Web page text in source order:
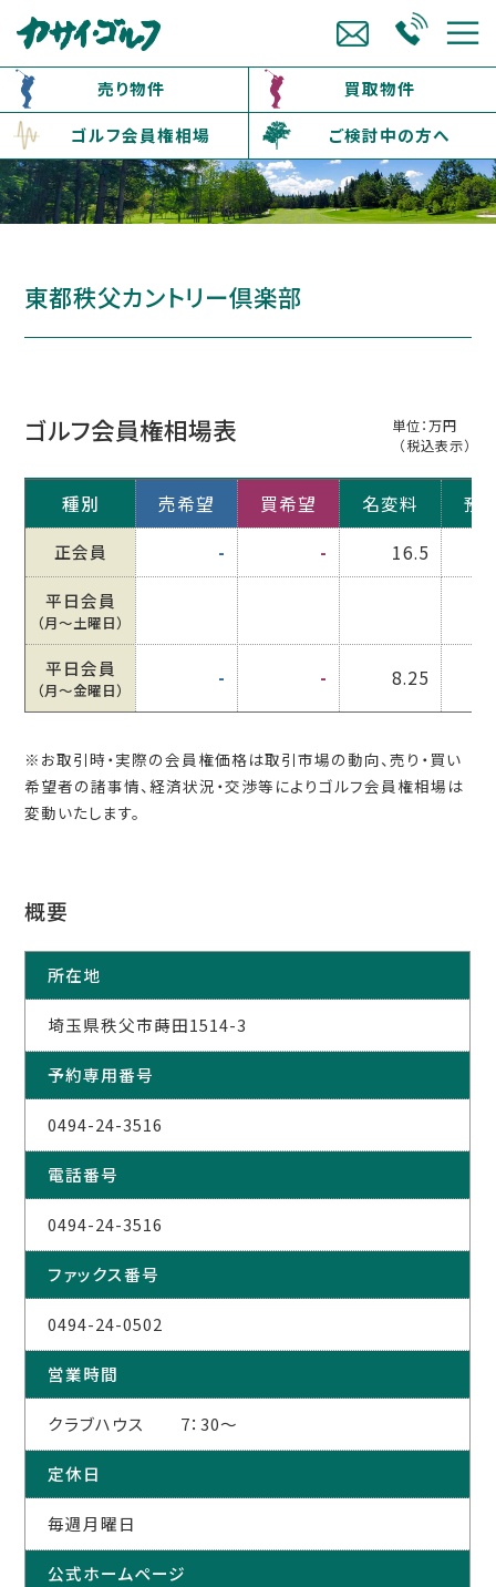
売り物件
買取物件
ゴルフ会員権相場
ご検討中の方へ
東都秩父カントリー倶楽部
ゴルフ会員権相場表
単位：万円
（税込表示）
種別 売希望 買希望 名変料 預
正会員 - - 16.5
平日会員
（月〜土曜日）
平日会員
（月〜金曜日） - - 8.25
※お取引時・実際の会員権価格は取引市場の動向、売り・買い
希望者の諸事情、経済状況・交渉等によりゴルフ会員権相場は
変動いたします。
概要
所在地
埼玉県秩父市蒔田1514-3
予約専用番号
0494-24-3516
電話番号
0494-24-3516
ファックス番号
0494-24-0502
営業時間
クラブハウス 7：30～
定休日
毎週月曜日
公式ホームページ